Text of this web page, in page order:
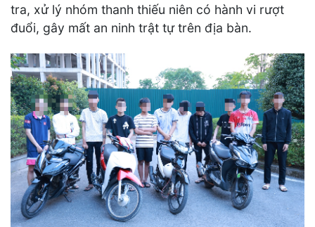
tra, xử lý nhóm thanh thiếu niên có hành vi rượt
đuổi, gây mất an ninh trật tự trên địa bàn.